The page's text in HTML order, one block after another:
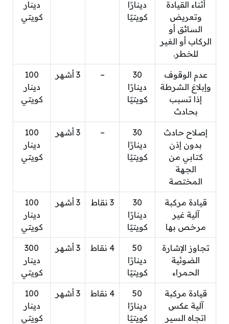
أثناء القيادة
وتعريض
السائق أو
الركاب أو الغير
للخطر.
دينارًا
كويتيًا
دينار
كويتي
عدم الوقوف
وإبلاغ الشرطة
إذا تسبب
بحادث
30
دينارًا
كويتيًا
– 3 أشهر
100
دينار
كويتي
إصلاح حادث
بدون إذن
كتابي من
الجهة
المختصة
30
دينارًا
كويتيًا
– 3 أشهر
100
دينار
كويتي
قيادة مركبة
آلية غير
مرخص بها
30
دينارًا
كويتيًا
3 نقاط 3 أشهر
100
دينار
كويتي
تجاوز الإشارة
الضوئية
الحمراء
50
دينارًا
كويتيًا
4 نقاط 3 أشهر
300
دينار
كويتي
قيادة مركبة
آلية عكس
اتجاه السير
50
دينارًا
كويتيًا
4 نقاط 3 أشهر
100
دينار
كويتي